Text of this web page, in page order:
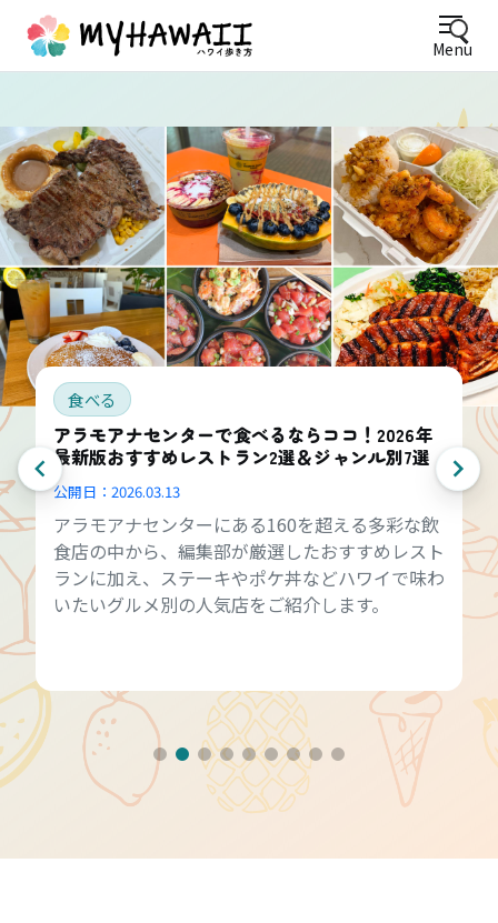
Menu
食べる
アラモアナセンターで食べるならココ！2026年
最新版おすすめレストラン2選＆ジャンル別7選
公開日： 2026.03.13
アラモアナセンターにある160を超える多彩な飲
食店の中から、編集部が厳選したおすすめレスト
ランに加え、ステーキやポケ丼などハワイで味わ
いたいグルメ別の人気店をご紹介します。